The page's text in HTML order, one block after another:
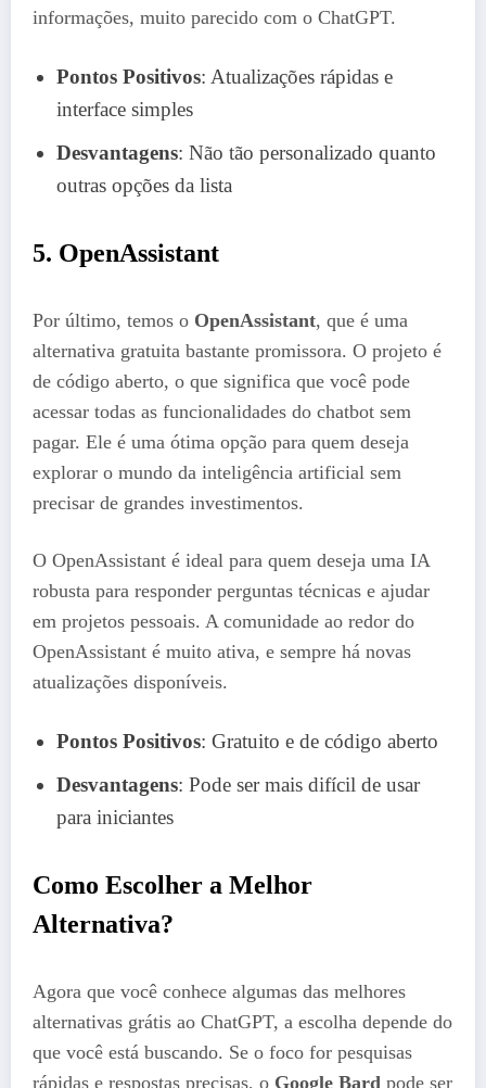
informações, muito parecido com o ChatGPT.
Pontos Positivos: Atualizações rápidas e
interface simples
Desvantagens: Não tão personalizado quanto
outras opções da lista
5. OpenAssistant
Por último, temos o OpenAssistant, que é uma
alternativa gratuita bastante promissora. O projeto é
de código aberto, o que significa que você pode
acessar todas as funcionalidades do chatbot sem
pagar. Ele é uma ótima opção para quem deseja
explorar o mundo da inteligência artificial sem
precisar de grandes investimentos.
O OpenAssistant é ideal para quem deseja uma IA
robusta para responder perguntas técnicas e ajudar
em projetos pessoais. A comunidade ao redor do
OpenAssistant é muito ativa, e sempre há novas
atualizações disponíveis.
Pontos Positivos: Gratuito e de código aberto
Desvantagens: Pode ser mais difícil de usar
para iniciantes
Como Escolher a Melhor
Alternativa?
Agora que você conhece algumas das melhores
alternativas grátis ao ChatGPT, a escolha depende do
que você está buscando. Se o foco for pesquisas
rápidas e respostas precisas, o Google Bard pode ser